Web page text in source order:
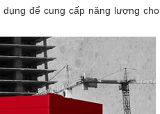
để cung cấp năng lượng cho